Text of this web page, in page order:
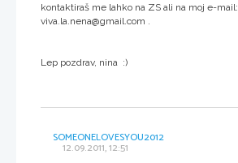
kontaktiraš me lahko na ZS ali na moj e-mail:
viva.la.nena@gmail.com .
Lep pozdrav, nina :)
SOMEONELOVESYOU2012
12.09.2011, 12:51